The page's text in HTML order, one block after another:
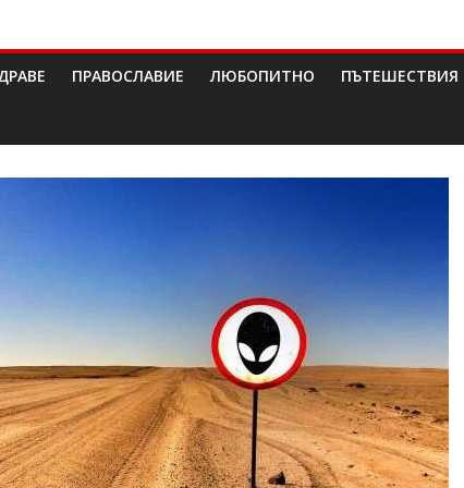
ПРАВОСЛАВИЕ ЛЮБОПИТНО ПЪТЕШЕСТВИЯ